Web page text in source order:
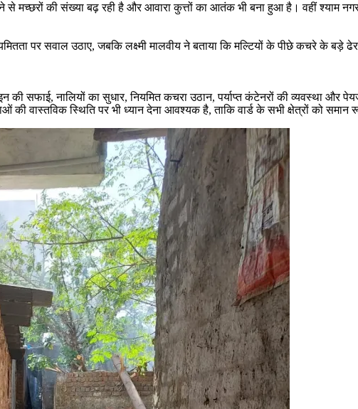
से मच्छरों की संख्या बढ़ रही है और आवारा कुत्तों का आतंक भी बना हुआ है। वहीं श्याम
पर सवाल उठाए, जबकि लक्ष्मी मालवीय ने बताया कि मल्टियों के पीछे कचरे के बड़े
सफाई, नालियों का सुधार, नियमित कचरा उठान, पर्याप्त कंटेनरों की व्यवस्था और
की वास्तविक स्थिति पर भी ध्यान देना आवश्यक है, ताकि वार्ड के सभी क्षेत्रों को